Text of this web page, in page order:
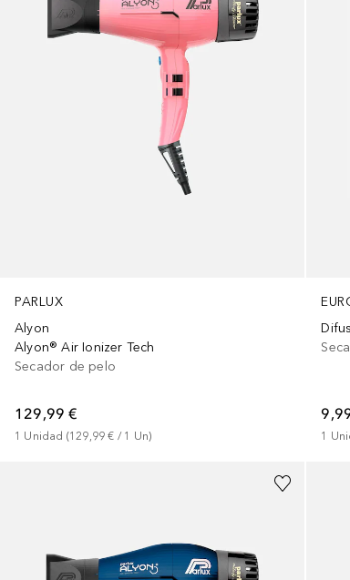
PARLUX
Alyon
Alyon® Air Ionizer Tech
Secador de pelo
129,99 €
1 Unidad (129,99 € / 1 Un) 1